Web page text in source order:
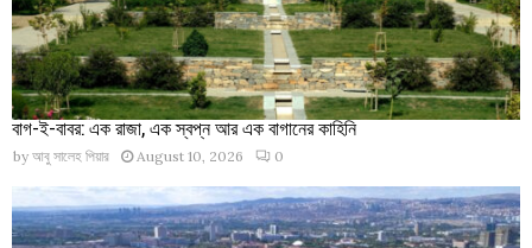
বাগ-ই-বাবর: এক রাজা, এক স্বপ্ন আর এক বাগানের কাহিনি
by আবু সালেহ পিয়ার August 10, 2026 0